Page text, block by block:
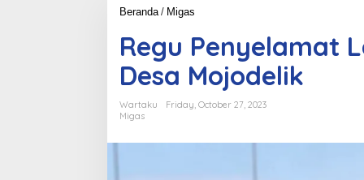
Beranda / Migas
g
P
n
l
Regu Penyelamat
Desa Mojodelik
Wartaku
Friday, October 27, 2023
Migas